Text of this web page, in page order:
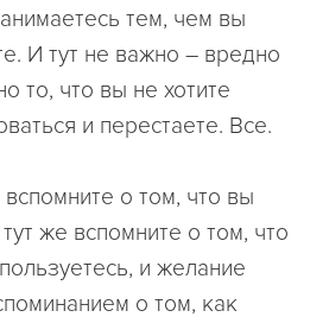
тем, чем вы
И тут не важно – вредно
то, что вы не хотите
и перестаете. Все.
о том, что вы
же вспомните о том, что
и желание
о том, как